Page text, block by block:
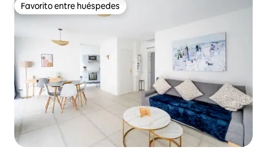
Favorito entre huéspedes
Favorito entre huéspedes